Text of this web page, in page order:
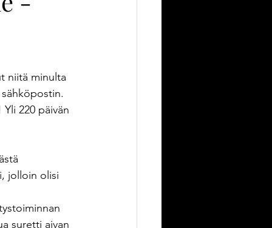
niitä minulta
220 päivän
jolloin olisi
suretti aivan